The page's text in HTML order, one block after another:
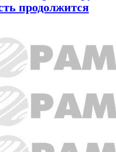
продолжится